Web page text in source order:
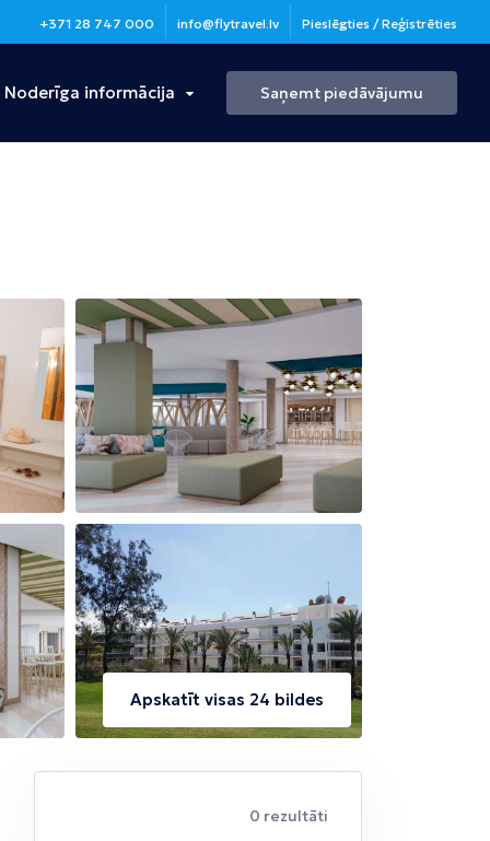
+371 28 747 000 info@flytravel.lv Pieslēgties / Reģistrēties
Bulgārija
Burgasa
Noderīga informācija Saņemt piedāvājumu
Apskatīt visas 24 bildes
0 rezultāti